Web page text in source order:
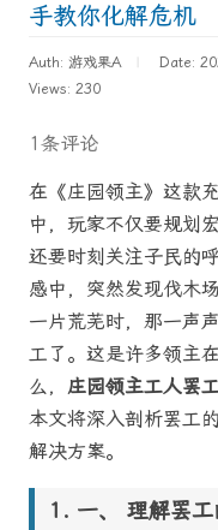
手教你化解危机
Auth: 游戏果A Date:
Views: 230
1条评论
在《庄园领主》这款
中，玩家不仅要规划
还要时刻关注子民的
感中，突然发现伐木
一片荒芜时，那一声
工了。这是许多领主
么， 庄园领主工人罢
本文将深入剖析罢工
解决方案。
一、 理解罢